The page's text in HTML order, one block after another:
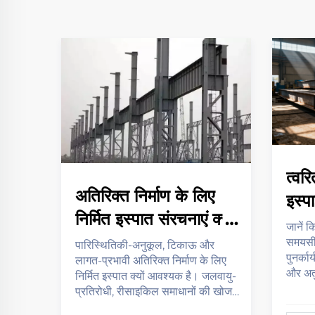
अतिरिक्त निर्माण के लिए
निर्मित इस्पात संरचनाएं क्यों
आवश्यक हैं
पारिस्थितिकी-अनुकूल, टिकाऊ और
लागत-प्रभावी अतिरिक्त निर्माण के लिए
निर्मित इस्पात क्यों आवश्यक है। जलवायु-
प्रतिरोधी, रीसाइकिल समाधानों की खोज
लाभ
जानें
और